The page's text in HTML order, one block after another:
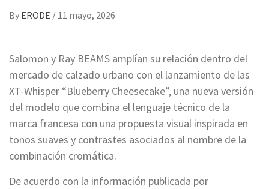
By ERODE / 11 mayo, 2026
Salomon y Ray BEAMS amplían su relación dentro del
mercado de calzado urbano con el lanzamiento de las
XT-Whisper “Blueberry Cheesecake”, una nueva versión
del modelo que combina el lenguaje técnico de la
marca francesa con una propuesta visual inspirada en
tonos suaves y contrastes asociados al nombre de la
combinación cromática.
De acuerdo con la información publicada por